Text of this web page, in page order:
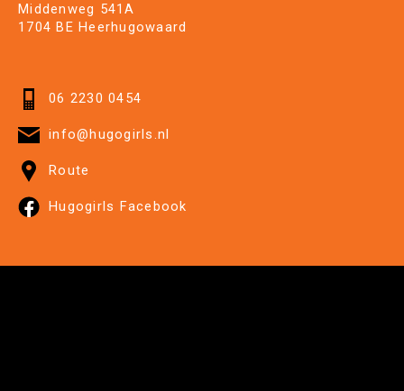
Middenweg 541A
1704 BE Heerhugowaard
06 2230 0454
info@hugogirls.nl
Route
Hugogirls Facebook